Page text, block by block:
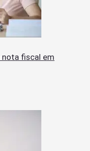
nota fiscal em